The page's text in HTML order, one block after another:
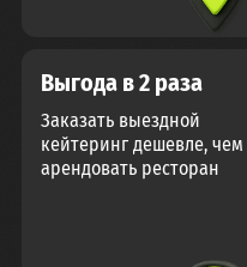
Выгода в 2 раза
Заказать выездной
кейтеринг дешевле, чем
арендовать ресторан